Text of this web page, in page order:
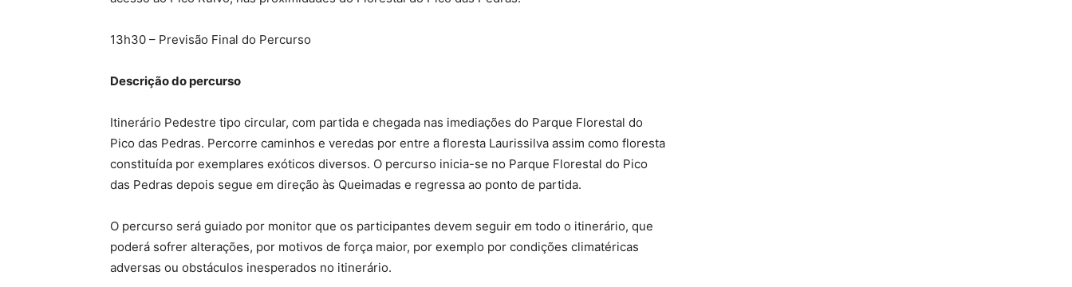
13h30 – Previsão Final do Percurso
Descrição do percurso
Itinerário Pedestre tipo circular, com partida e chegada nas imediações do Parque Florestal do
Pico das Pedras. Percorre caminhos e veredas por entre a floresta Laurissilva assim como floresta
constituída por exemplares exóticos diversos. O percurso inicia-se no Parque Florestal do Pico
das Pedras depois segue em direção às Queimadas e regressa ao ponto de partida.
O percurso será guiado por monitor que os participantes devem seguir em todo o itinerário, que
poderá sofrer alterações, por motivos de força maior, por exemplo por condições climatéricas
adversas ou obstáculos inesperados no itinerário.